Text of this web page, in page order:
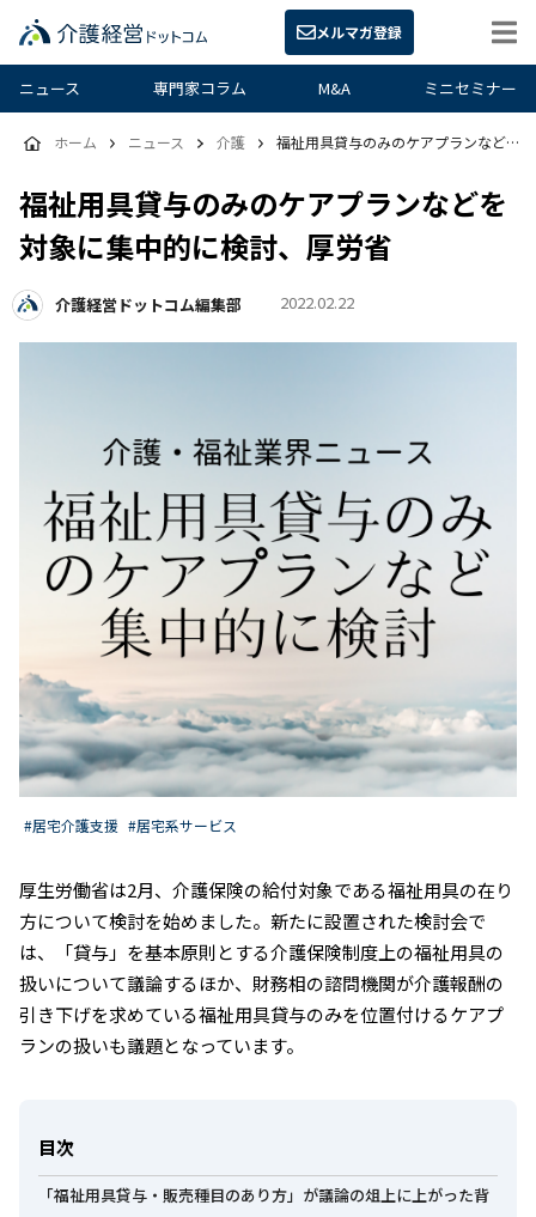
メルマガ登録
ニュース 専門家コラム M&A ミニセミナー
福祉用具貸与のみのケアプランなどを
対象に集中的に検討、厚労省
介護経営ドットコム編集部 2022.02.22
ホーム ニュース 介護 福祉用具貸与のみのケアプランなどを対象に集中的に検討、厚労省
#居宅介護支援 #居宅系サービス
厚生労働省は2月、介護保険の給付対象である福祉用具の在り
方について検討を始めました。新たに設置された検討会で
は、「貸与」を基本原則とする介護保険制度上の福祉用具の
扱いについて議論するほか、財務相の諮問機関が介護報酬の
引き下げを求めている福祉用具貸与のみを位置付けるケアプ
ランの扱いも議題となっています。
目次
「福祉用具貸与・販売種目のあり方」が議論の俎上に上がった背